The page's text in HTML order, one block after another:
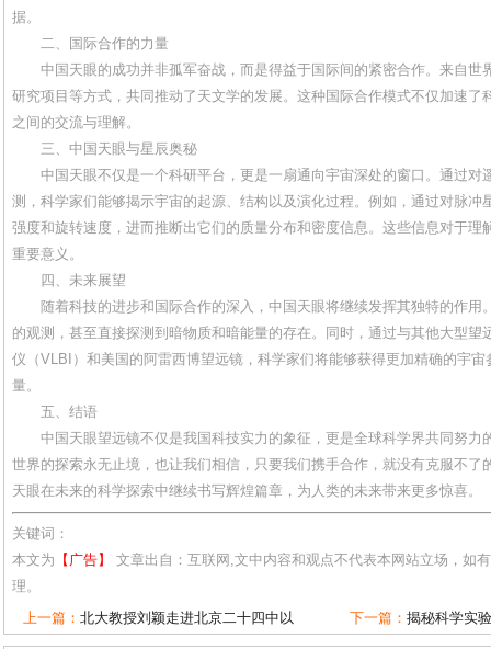
据。
二、国际合作的力量
中国天眼的成功并非孤军奋战，而是得益于国际间的紧密合作。来自世
研究项目等方式，共同推动了天文学的发展。这种国际合作模式不仅加速了
之间的交流与理解。
三、中国天眼与星辰奥秘
中国天眼不仅是一个科研平台，更是一扇通向宇宙深处的窗口。通过对
测，科学家们能够揭示宇宙的起源、结构以及演化过程。例如，通过对脉冲
强度和旋转速度，进而推断出它们的质量分布和密度信息。这些信息对于理
重要意义。
四、未来展望
随着科技的进步和国际合作的深入，中国天眼将继续发挥其独特的作用
的观测，甚至直接探测到暗物质和暗能量的存在。同时，通过与其他大型望
仪（VLBI）和美国的阿雷西博望远镜，科学家们将能够获得更加精确的宇
量。
五、结语
中国天眼望远镜不仅是我国科技实力的象征，更是全球科学界共同努力
世界的探索永无止境，也让我们相信，只要我们携手合作，就没有克服不了
天眼在未来的科学探索中继续书写辉煌篇章，为人类的未来带来更多惊喜。
关键词：
本文为 【广告】
文章出自：互联网,文中内容和观点不代表本网站立场，如
理。
上一篇： 北大教授刘颖走进北京二十四中以 下一篇： 揭秘科学实